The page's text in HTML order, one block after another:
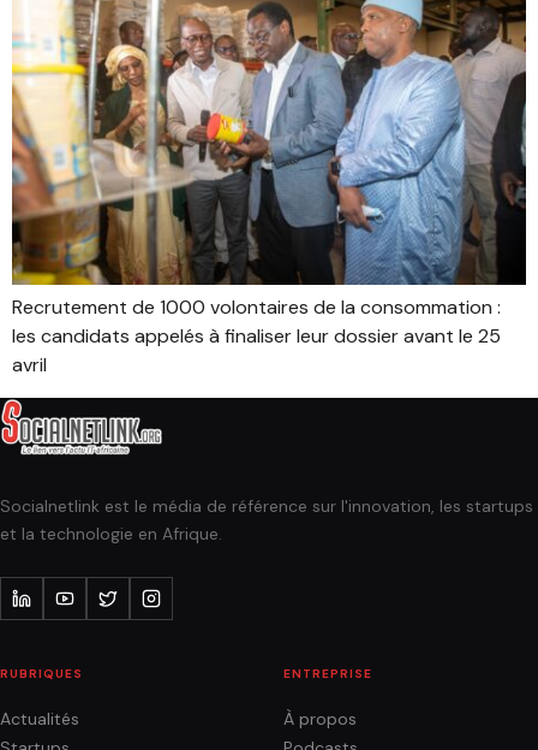
Recrutement de 1000 volontaires de la consommation :
les candidats appelés à finaliser leur dossier avant le 25
avril
Socialnetlink est le média de référence sur l'innovation, les startups
et la technologie en Afrique.
RUBRIQUES
Actualités
ENTREPRISE
À propos